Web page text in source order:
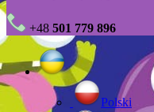
+48 501 779 896
Polski